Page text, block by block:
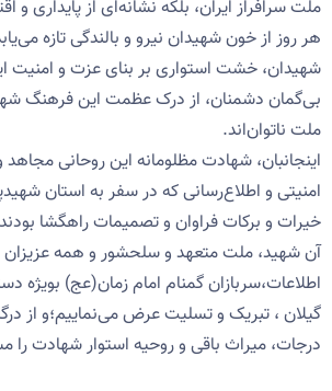
ملت سرافراز ایران، بلکه نشانه‌ای از پایداری
هر روز از خون شهیدان نیرو و بالندگی تازه
شهیدان، خشت استواری بر بنای عزت و
بی‌گمان دشمنان، از درک عظمت این فرهنگ
ملت ناتوان‌اند.
اینجانبان، شهادت مظلومانه این روحانی
امنیتی و اطلاع‌رسانی که در سفر به استان
خیرات و برکات فراوان و تصمیمات راهگشا
آن شهید، ملت متعهد و سلحشور و همه عزیزان
اطلاعات،سربازان گمنام امام زمان(عج) بویژه
گیلان ، تبریک و تسلیت عرض می‌نماییم؛و از
درجات، میراث باقی و روحیه استوار شهادت را